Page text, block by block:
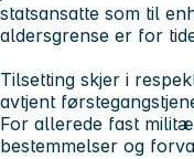
statsansatte som til
aldersgrense er for
Tilsetting skjer i
avtjent
For allerede fast
bestemmelser og